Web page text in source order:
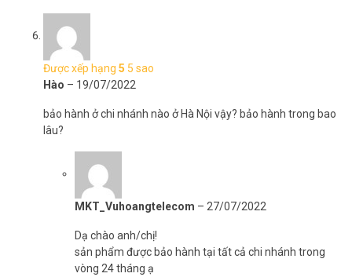
Được xếp hạng 5 5 sao
Hào – 19/07/2022
bảo hành ở chi nhánh nào ở Hà Nội vậy? bảo hành trong bao
lâu?
MKT_Vuhoangtelecom – 27/07/2022
Dạ chào anh/chị!
sản phẩm được bảo hành tại tất cả chi nhánh trong
vòng 24 tháng ạ